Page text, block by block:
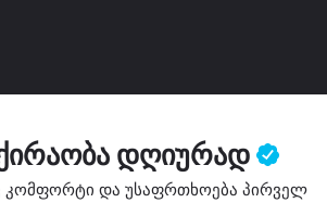
ქირაობა დღიურად
კომფორტი და უსაფრთხოება პირველ